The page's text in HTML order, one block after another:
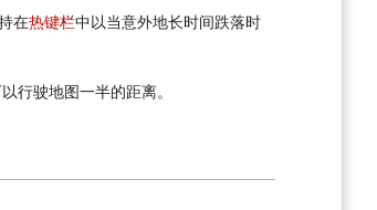
在热键栏中以当意外地长时间跌落时
行驶地图一半的距离。